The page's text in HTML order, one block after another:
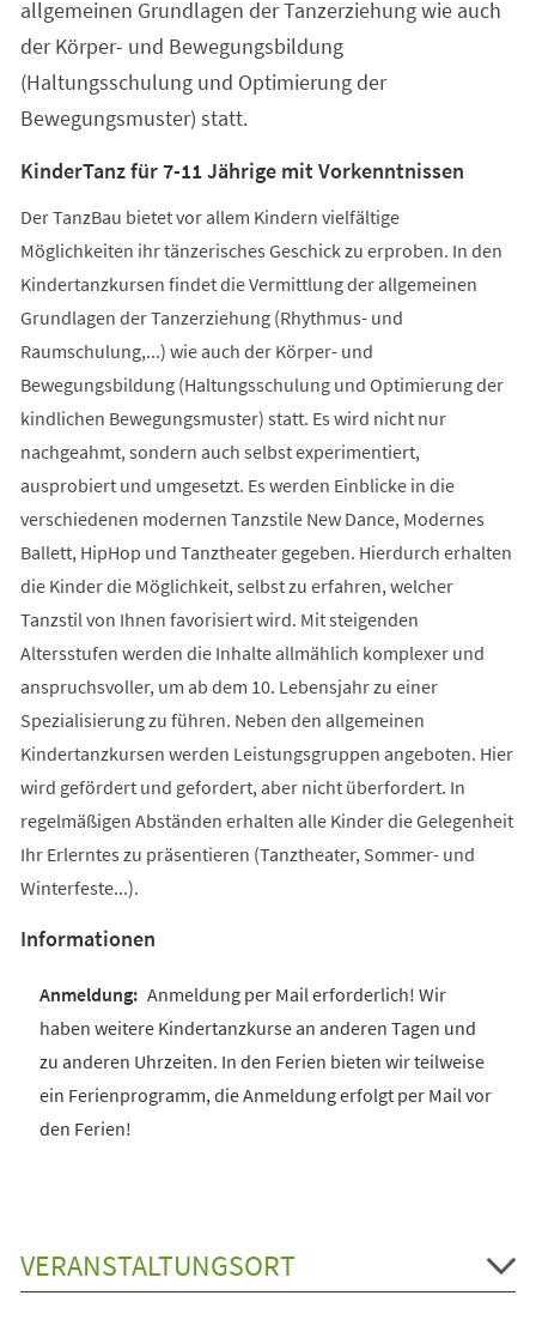
allgemeinen Grundlagen der Tanzerziehung wie auch
der Körper- und Bewegungsbildung
(Haltungsschulung und Optimierung der
Bewegungsmuster) statt.
KinderTanz für 7-11 Jährige mit Vorkenntnissen
Der TanzBau bietet vor allem Kindern vielfältige
Möglichkeiten ihr tänzerisches Geschick zu erproben. In den
Kindertanzkursen findet die Vermittlung der allgemeinen
Grundlagen der Tanzerziehung (Rhythmus- und
Raumschulung,...) wie auch der Körper- und
Bewegungsbildung (Haltungsschulung und Optimierung der
kindlichen Bewegungsmuster) statt. Es wird nicht nur
nachgeahmt, sondern auch selbst experimentiert,
ausprobiert und umgesetzt. Es werden Einblicke in die
verschiedenen modernen Tanzstile New Dance, Modernes
Ballett, HipHop und Tanztheater gegeben. Hierdurch erhalten
die Kinder die Möglichkeit, selbst zu erfahren, welcher
Tanzstil von Ihnen favorisiert wird. Mit steigenden
Altersstufen werden die Inhalte allmählich komplexer und
anspruchsvoller, um ab dem 10. Lebensjahr zu einer
Spezialisierung zu führen. Neben den allgemeinen
Kindertanzkursen werden Leistungsgruppen angeboten. Hier
wird gefördert und gefordert, aber nicht überfordert. In
regelmäßigen Abständen erhalten alle Kinder die Gelegenheit
Ihr Erlerntes zu präsentieren (Tanztheater, Sommer- und
Winterfeste...).
Informationen
Anmeldung per Mail erforderlich! Wir
haben weitere Kindertanzkurse an anderen Tagen und
zu anderen Uhrzeiten. In den Ferien bieten wir teilweise
ein Ferienprogramm, die Anmeldung erfolgt per Mail vor
den Ferien!
VERANSTALTUNGSORT